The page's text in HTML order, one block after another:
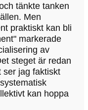
tänkte tanken
Men
praktiskt kan bli
markerade
av
steget är redan
ser jag faktiskt
kan hoppa